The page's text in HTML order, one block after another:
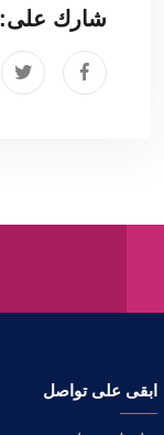
شارك على:
ابقى على تواصل